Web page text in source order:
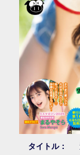
タイトル：